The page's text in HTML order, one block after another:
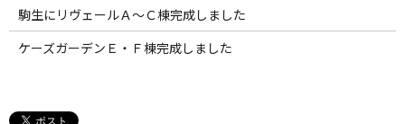
駒生にリヴェールＡ～Ｃ棟完成しました
ケーズガーデンＥ・Ｆ棟完成しました